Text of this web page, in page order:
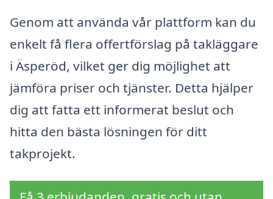
Genom att använda vår plattform kan du
enkelt få flera offertförslag på takläggare
i Äsperöd, vilket ger dig möjlighet att
jämföra priser och tjänster. Detta hjälper
dig att fatta ett informerat beslut och
hitta den bästa lösningen för ditt
takprojekt.